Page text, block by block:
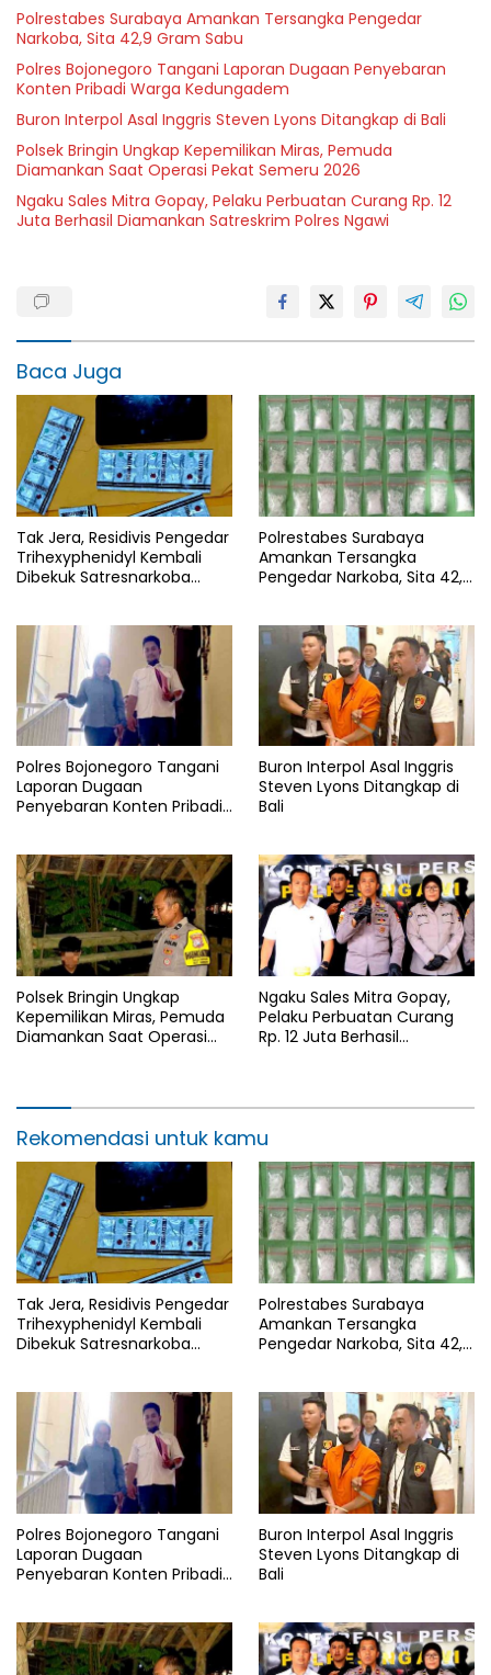
Polrestabes Surabaya Amankan Tersangka Pengedar
Narkoba, Sita 42,9 Gram Sabu
Polres Bojonegoro Tangani Laporan Dugaan Penyebaran
Konten Pribadi Warga Kedungadem
Buron Interpol Asal Inggris Steven Lyons Ditangkap di Bali
Polsek Bringin Ungkap Kepemilikan Miras, Pemuda
Diamankan Saat Operasi Pekat Semeru 2026
Ngaku Sales Mitra Gopay, Pelaku Perbuatan Curang Rp. 12
Juta Berhasil Diamankan Satreskrim Polres Ngawi
Baca Juga
Tak Jera, Residivis Pengedar
Trihexyphenidyl Kembali
Dibekuk Satresnarkoba
Polrestabes Surabaya
Amankan Tersangka
Pengedar Narkoba, Sita 42,9
Polres Bojonegoro Tangani
Laporan Dugaan
Penyebaran Konten Pribadi
Buron Interpol Asal Inggris
Steven Lyons Ditangkap di
Bali
Polsek Bringin Ungkap
Kepemilikan Miras, Pemuda
Diamankan Saat Operasi
Ngaku Sales Mitra Gopay,
Pelaku Perbuatan Curang
Rp. 12 Juta Berhasil
Rekomendasi untuk kamu
Tak Jera, Residivis Pengedar
Trihexyphenidyl Kembali
Dibekuk Satresnarkoba
Polrestabes Surabaya
Amankan Tersangka
Pengedar Narkoba, Sita 42,9
Polres Bojonegoro Tangani
Laporan Dugaan
Penyebaran Konten Pribadi
Buron Interpol Asal Inggris
Steven Lyons Ditangkap di
Bali